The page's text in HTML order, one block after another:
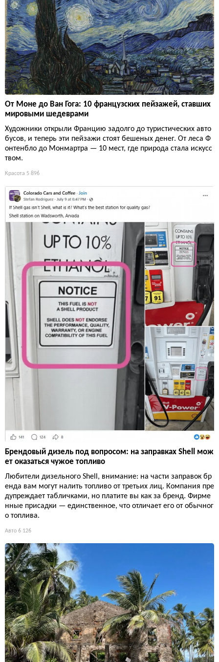
От Моне до Ван Гога: 10 французских пейзажей, ставших
мировыми шедеврами
Художники открыли Францию задолго до туристических авто
бусов, и теперь эти пейзажи стоят бешеных денег. От леса Ф
онтенбло до Монмартра — 10 мест, где природа стала искусс
твом.
Красота 5 896
Брендовый дизель под вопросом: на заправках Shell мож
ет оказаться чужое топливо
Любители дизельного Shell, внимание: на части заправок бр
енда вам могут налить топливо от третьих лиц. Компания пре
дупреждает табличками, но платите вы как за бренд. Фирме
нные присадки — единственное, что отличает его от обычног
о топлива.
Авто 6 126